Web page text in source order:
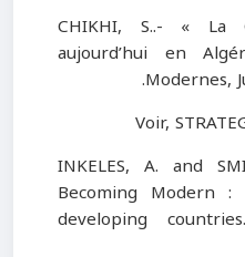
- CHIKHI, S..- « La
aujourd’hui en
Modernes,
- INKELES, A. and
Becoming Modern
developing